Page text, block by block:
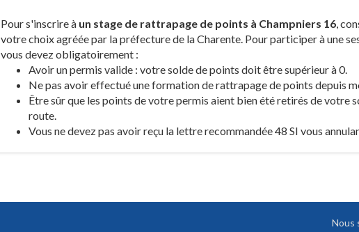
Pour s'inscrire à un stage de rattrapage de points à Champniers 16,
votre choix agréée par la préfecture de la Charente. Pour participer à une
vous devez obligatoirement :
Avoir un permis valide : votre solde de points doit être supérieur à 0.
Ne pas avoir effectué une formation de rattrapage de points depuis
Être sûr que les points de votre permis aient bien été retirés de votre
route.
Vous ne devez pas avoir reçu la lettre recommandée 48 SI vous
Nous